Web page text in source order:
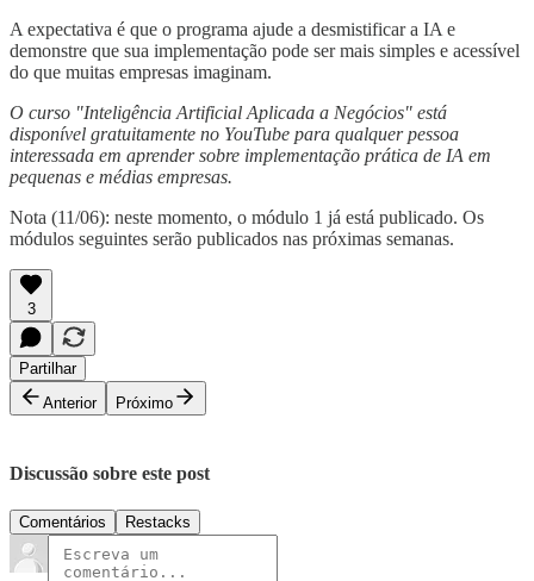
A expectativa é que o programa ajude a desmistificar a IA e
demonstre que sua implementação pode ser mais simples e acessível
do que muitas empresas imaginam.
O curso "Inteligência Artificial Aplicada a Negócios" está
disponível gratuitamente no YouTube para qualquer pessoa
interessada em aprender sobre implementação prática de IA em
pequenas e médias empresas.
Nota (11/06): neste momento, o módulo 1 já está publicado. Os
módulos seguintes serão publicados nas próximas semanas.
3
Partilhar
Anterior
Próximo
Discussão sobre este post
Comentários Restacks